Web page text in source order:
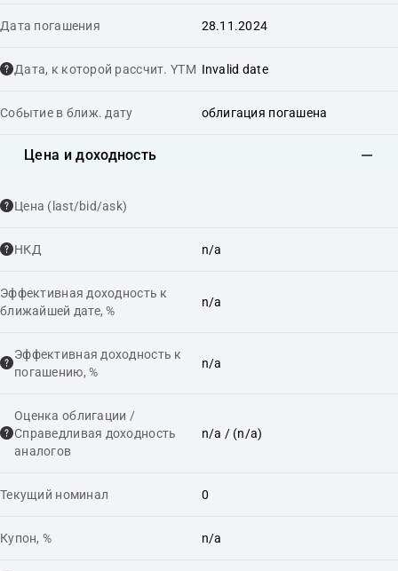
Дата погашения 28.11.2024
Дата, к которой рассчит. YTM Invalid date
Событие в ближ. дату облигация погашена
Цена и доходность
Цена (last/bid/ask)
НКД n/a
Эффективная доходность к
ближайшей дате, %
n/a
Эффективная доходность к
погашению, %
n/a
Оценка облигации /
Справедливая доходность
аналогов
n/a / (n/a)
Текущий номинал 0
Купон, % n/a